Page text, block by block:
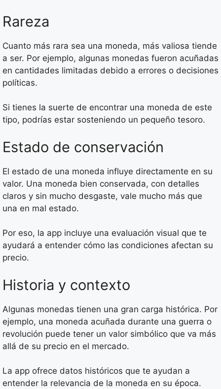
Rareza
Cuanto más rara sea una moneda, más valiosa tiende
a ser. Por ejemplo, algunas monedas fueron acuñadas
en cantidades limitadas debido a errores o decisiones
políticas.
Si tienes la suerte de encontrar una moneda de este
tipo, podrías estar sosteniendo un pequeño tesoro.
Estado de conservación
El estado de una moneda influye directamente en su
valor. Una moneda bien conservada, con detalles
claros y sin mucho desgaste, vale mucho más que
una en mal estado.
Por eso, la app incluye una evaluación visual que te
ayudará a entender cómo las condiciones afectan su
precio.
Historia y contexto
Algunas monedas tienen una gran carga histórica. Por
ejemplo, una moneda acuñada durante una guerra o
revolución puede tener un valor simbólico que va más
allá de su precio en el mercado.
La app ofrece datos históricos que te ayudan a
entender la relevancia de la moneda en su época.